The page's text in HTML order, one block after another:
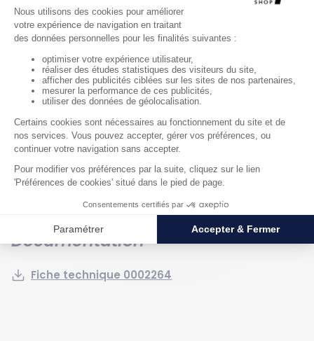
Capacité de charge statique : 300 kg
Hauteur hors tout : 495 mm
Largeur hors tout : 738 mm
Longueur hors tout : 901 mm
Couleur : Gris
Finition : Galvanisée
Matériau bac : Acier
Type de caillebotis : Amovible
Matériau caillebotis : Electroforgé
Documentation
Fiche technique 0002264